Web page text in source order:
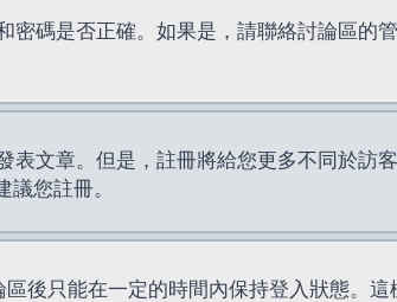
碼是否正確。如果是，請聯絡討論區的
文章。但是，註冊將給您更多不同於訪
您註冊。
後只能在一定的時間內保持登入狀態。